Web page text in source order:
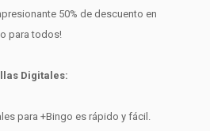
50% de descuento en
para todos!
Digitales:
para +Bingo es rápido y fácil.